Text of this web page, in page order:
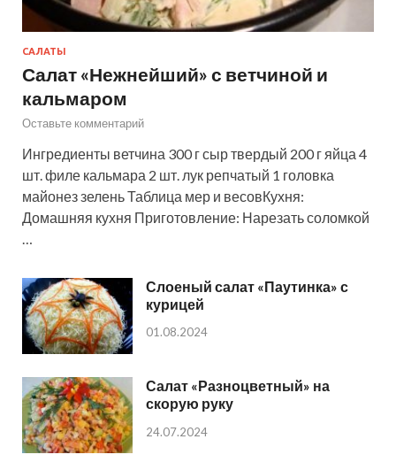
САЛАТЫ
Салат «Нежнейший» с ветчиной и
кальмаром
Оставьте комментарий
Ингредиенты ветчина 300 г сыр твердый 200 г яйца 4
шт. филе кальмара 2 шт. лук репчатый 1 головка
майонез зелень Таблица мер и весовКухня:
Домашняя кухня Приготовление: Нарезать соломкой
Слоеный салат «Паутинка» с
курицей
01.08.2024
Салат «Разноцветный» на
скорую руку
24.07.2024